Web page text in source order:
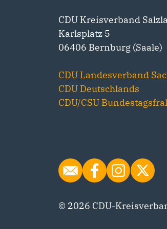
CDU Kreisverband
Karlsplatz 5
06406 Bernburg (Saale)
CDU Landesverband
CDU Deutschlands
CDU/CSU
© 2026 CDU-